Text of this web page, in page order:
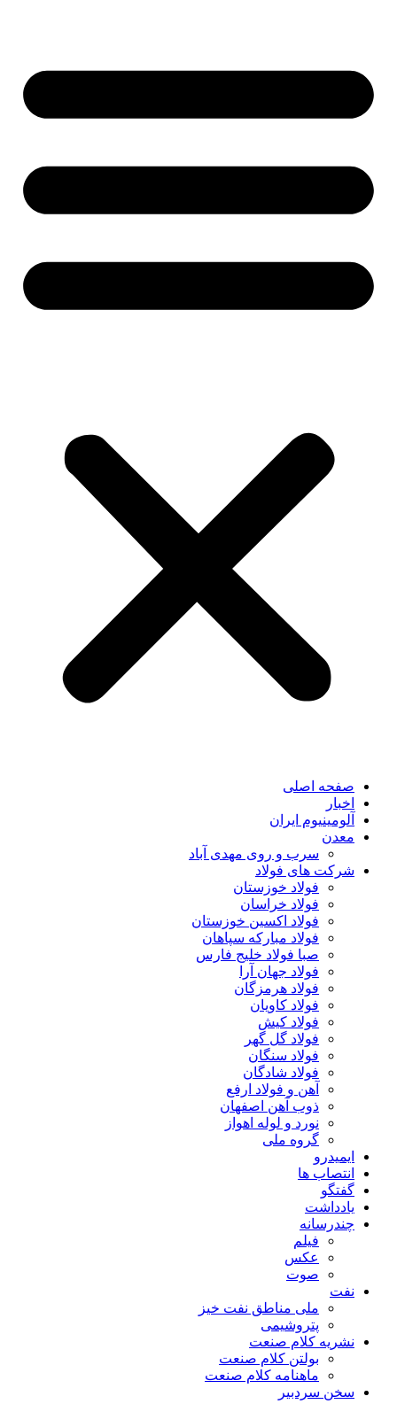
صفحه اصلی
اخبار
آلومینیوم ایران
معدن
سرب و روی مهدی آباد
شرکت های فولاد
فولاد خوزستان
فولاد خراسان
فولاد اکسین خوزستان
فولاد مبارکه سپاهان
صبا فولاد خلیج فارس
فولاد جهان آرا
فولاد هرمزگان
فولاد کاویان
فولاد کیش
فولاد گل گهر
فولاد سنگان
فولاد شادگان
آهن و فولاد ارفع
ذوب آهن اصفهان
نورد و لوله اهواز
گروه ملی
ایمیدرو
انتصاب ها
گفتگو
یادداشت
چندرسانه
فیلم
عکس
صوت
نفت
ملی مناطق نفت خیز
پتروشیمی
نشریه کلام صنعت
بولتن کلام صنعت
ماهنامه کلام صنعت
سخن سردبیر